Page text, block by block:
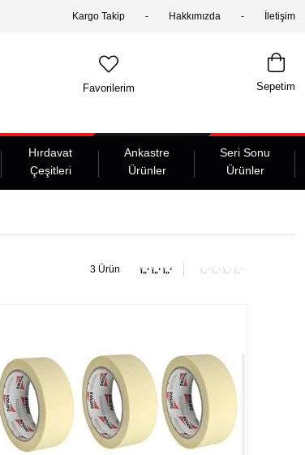
Kargo Takip Hakkımızda İletişim
Sepetim
Favorilerim
Hırdavat
Çeşitleri
Ankastre
Ürünler
Seri Sonu
Ürünler
3 Ürün